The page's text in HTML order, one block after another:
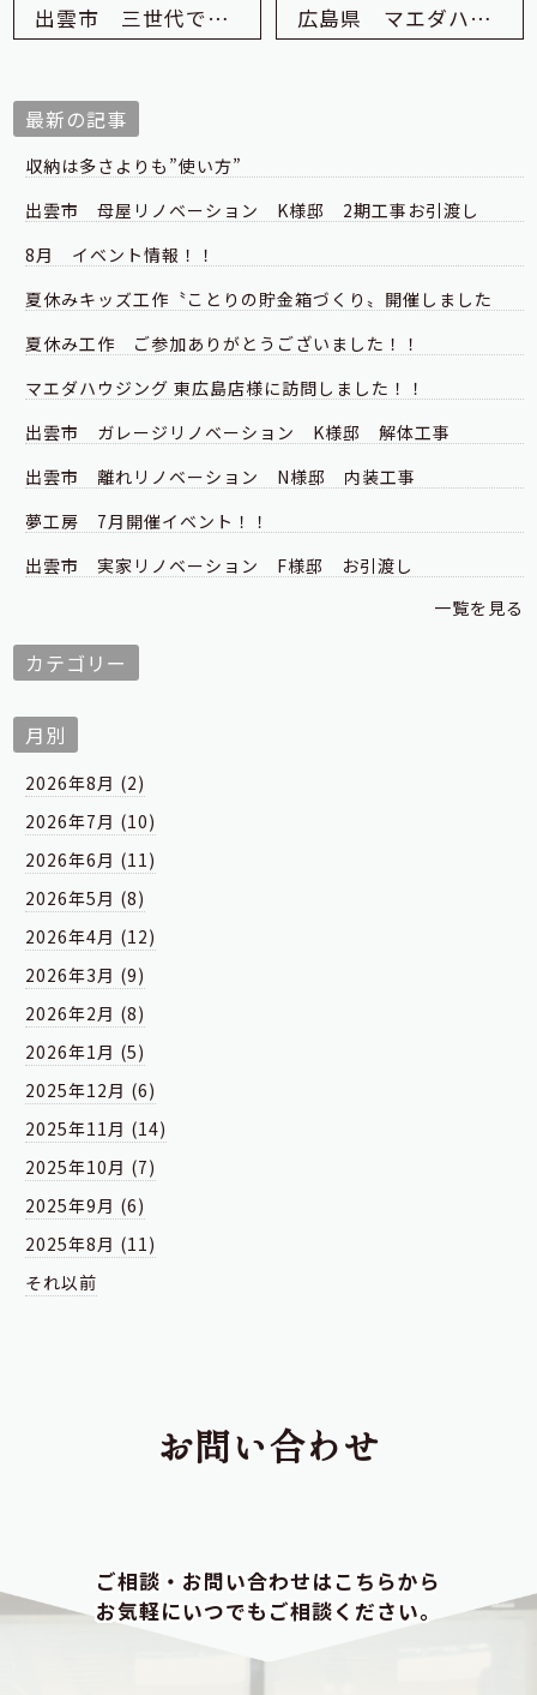
出雲市 三世代で受け継ぐリノベーション F様邸
広島県 マエダハウジング様視察
最新の記事
収納は多さよりも”使い方”
出雲市 母屋リノベーション K様邸 2期工事お引渡し
8月 イベント情報！！
夏休みキッズ工作〝ことりの貯金箱づくり〟開催しました
夏休み工作 ご参加ありがとうございました！！
マエダハウジング 東広島店様に訪問しました！！
出雲市 ガレージリノベーション K様邸 解体工事
出雲市 離れリノベーション N様邸 内装工事
夢工房 7月開催イベント！！
出雲市 実家リノベーション F様邸 お引渡し
一覧を見る
カテゴリー
月別
2026年8月 (2)
2026年7月 (10)
2026年6月 (11)
2026年5月 (8)
2026年4月 (12)
2026年3月 (9)
2026年2月 (8)
2026年1月 (5)
2025年12月 (6)
2025年11月 (14)
2025年10月 (7)
2025年9月 (6)
2025年8月 (11)
それ以前
お問い合わせ
ご相談・お問い合わせはこちらから
お気軽にいつでもご相談ください。